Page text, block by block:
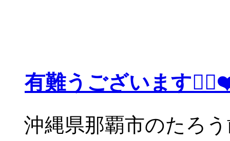
有難うございます
沖縄県那覇市のたろ